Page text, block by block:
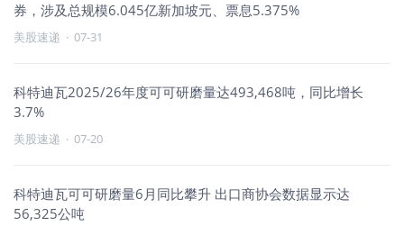
券，涉及总规模6.045亿新加坡元、票息5.375%
美股速递 · 07-31
科特迪瓦2025/26年度可可研磨量达493,468吨，同比增长
3.7%
美股速递 · 07-20
科特迪瓦可可研磨量6月同比攀升 出口商协会数据显示达
56,325公吨